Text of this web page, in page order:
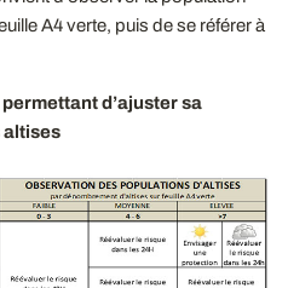
A4 verte, puis de se référer à
d’ajuster sa
altises